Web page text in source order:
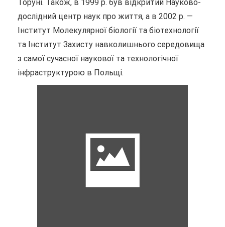
Торуні. Також, в 1999 р. був відкритий Науково-
дослідний центр наук про життя, а в 2002 р. —
Інститут Молекулярної біології та біотехнології
та Інститут Захисту навколишнього середовища
з самої сучасної наукової та технологічної
інфраструктурою в Польщі.